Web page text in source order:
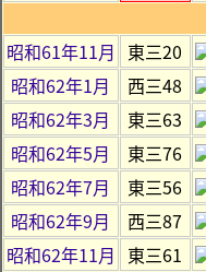
昭和61年11月 東三20
昭和62年1月
西三48
昭和62年3月
東三63
昭和62年5月
東三76
昭和62年7月
東三56
昭和62年9月
西三87
昭和62年11月 東三61